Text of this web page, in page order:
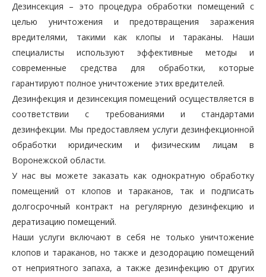
Дезинсекция – это процедура обработки помещений с
целью уничтожения и предотвращения заражения
вредителями, такими как клопы и тараканы. Наши
специалисты используют эффективные методы и
современные средства для обработки, которые
гарантируют полное уничтожение этих вредителей.
Дезинфекция и дезинсекция помещений осуществляется в
соответствии с требованиями и стандартами
дезинфекции. Мы предоставляем услуги дезинфекционной
обработки юридическим и физическим лицам в
Воронежской области.
У нас вы можете заказать как однократную обработку
помещений от клопов и тараканов, так и подписать
долгосрочный контракт на регулярную дезинфекцию и
дератизацию помещений.
Наши услуги включают в себя не только уничтожение
клопов и тараканов, но также и дезодорацию помещений
от неприятного запаха, а также дезинфекцию от других